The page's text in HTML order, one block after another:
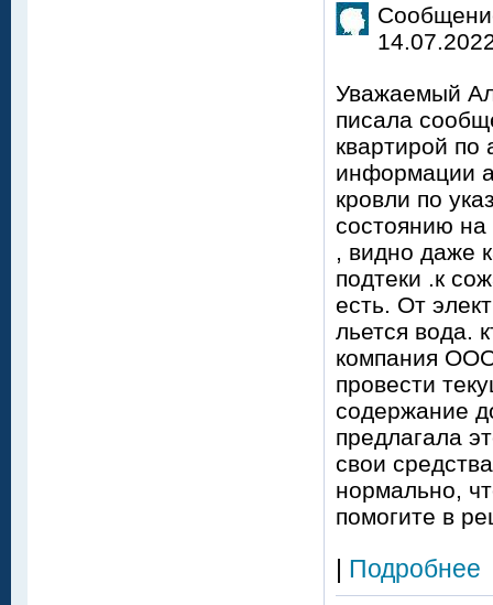
Уважаемый
писала
квартирой
информации
кровли по
состоянию на
, видно даже
подтеки .к
есть. От
льется вода.
компания
провести
содержание
предлагала
свои
нормально,
помогите в
Подробнее